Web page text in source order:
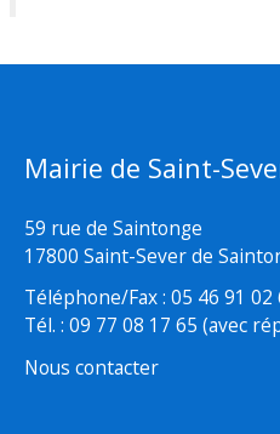
Mairie de Saint-
59 rue de Saintonge
17800 Saint-Sever de
Téléphone/Fax : 05 46 91 02
Tél. : 09 77 08 17 65 (avec
Nous contacter